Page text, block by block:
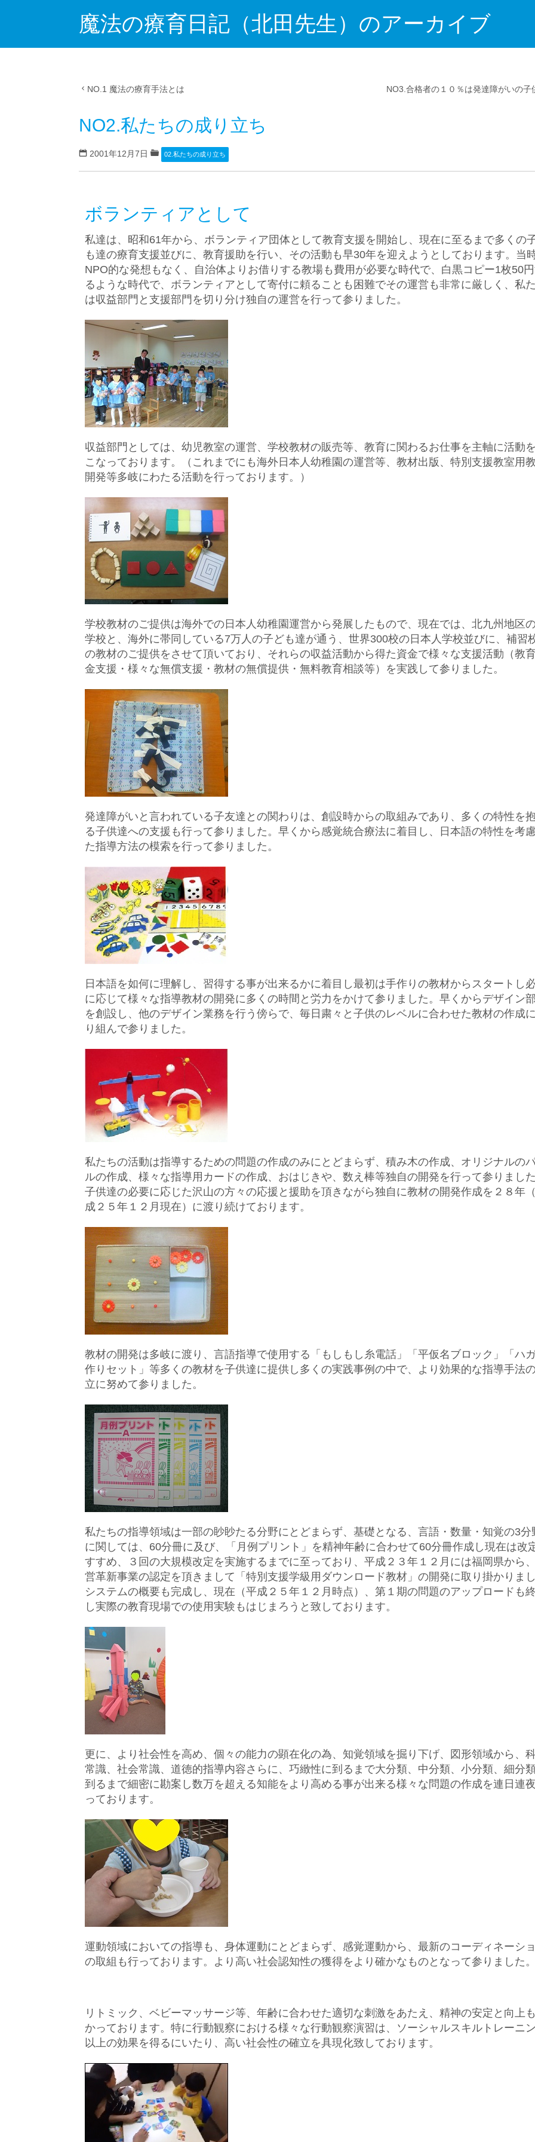
魔法の療育日記（北田先生）のアーカイブ
NO.1 魔法の療育手法とは NO3.合格者の１０％は発達障がいの子
NO2.私たちの成り立ち
2001年12月7日 02.私たちの成り立ち
ボランティアとして
私達は、昭和61年から、ボランティア団体として教育支援を開始し、現在に至るまで多くの
も達の療育支援並びに、教育援助を行い、その活動も早30年を迎えようとしております。当
NPO的な発想もなく、自治体よりお借りする教場も費用が必要な時代で、白黒コピー1枚50
るような時代で、ボランティアとして寄付に頼ることも困難でその運営も非常に厳しく、私
は収益部門と支援部門を切り分け独自の運営を行って参りました。
収益部門としては、幼児教室の運営、学校教材の販売等、教育に関わるお仕事を主軸に活動
こなっております。（これまでにも海外日本人幼稚園の運営等、教材出版、特別支援教室用
開発等多岐にわたる活動を行っております。）
学校教材のご提供は海外での日本人幼稚園運営から発展したもので、現在では、北九州地区
学校と、海外に帯同している7万人の子ども達が通う、世界300校の日本人学校並びに、補習
の教材のご提供をさせて頂いており、それらの収益活動から得た資金で様々な支援活動（教
金支援・様々な無償支援・教材の無償提供・無料教育相談等）を実践して参りました。
発達障がいと言われている子友達との関わりは、創設時からの取組みであり、多くの特性を抱
る子供達への支援も行って参りました。早くから感覚統合療法に着目し、日本語の特性を考
た指導方法の模索を行って参りました。
日本語を如何に理解し、習得する事が出来るかに着目し最初は手作りの教材からスタートし
に応じて様々な指導教材の開発に多くの時間と労力をかけて参りました。早くからデザイン
を創設し、他のデザイン業務を行う傍らで、毎日粛々と子供のレベルに合わせた教材の作成
り組んで参りました。
私たちの活動は指導するための問題の作成のみにとどまらず、積み木の作成、オリジナルの
ルの作成、様々な指導用カードの作成、おはじきや、数え棒等独自の開発を行って参りました
子供達の必要に応じた沢山の方々の応援と援助を頂きながら独自に教材の開発作成を２８年
成２５年１２月現在）に渡り続けております。
教材の開発は多岐に渡り、言語指導で使用する「もしもし糸電話」「平仮名ブロック」「ハ
作りセット」等多くの教材を子供達に提供し多くの実践事例の中で、より効果的な指導手法
立に努めて参りました。
私たちの指導領域は一部の眇眇たる分野にとどまらず、基礎となる、言語・数量・知覚の3分
に関しては、60分冊に及び、「月例プリント」を精神年齢に合わせて60分冊作成し現在は改
すすめ、３回の大規模改定を実施するまでに至っており、平成２３年１２月には福岡県から
営革新事業の認定を頂きまして「特別支援学級用ダウンロード教材」の開発に取り掛かりま
システムの概要も完成し、現在（平成２５年１２月時点）、第１期の問題のアップロードも
し実際の教育現場での使用実験もはじまろうと致しております。
更に、より社会性を高め、個々の能力の顕在化の為、知覚領域を掘り下げ、図形領域から、
常識、社会常識、道徳的指導内容さらに、巧緻性に到るまで大分類、中分類、小分類、細分
到るまで細密に勘案し数万を超える知能をより高める事が出来る様々な問題の作成を連日連
っております。
運動領域においての指導も、身体運動にとどまらず、感覚運動から、最新のコーディネーシ
の取組も行っております。より高い社会認知性の獲得をより確かなものとなって参りました。
リトミック、ベビーマッサージ等、年齢に合わせた適切な刺激をあたえ、精神の安定と向上
かっております。特に行動観察における様々な行動観察演習は、ソーシャルスキルトレーニ
以上の効果を得るにいたり、高い社会性の確立を具現化致しております。